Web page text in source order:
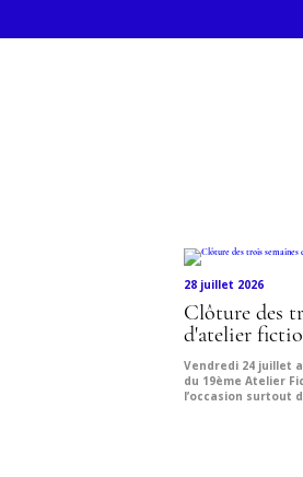
28 juillet 2026
Clôture des
d'atelier
Vendredi 24 juillet
du 19ème Atelier
l’occasion surtout